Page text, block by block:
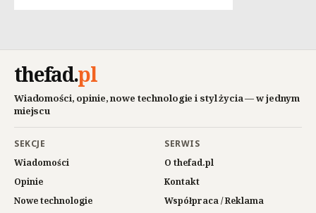
thefad.pl
Wiadomości, opinie, nowe technologie i styl życia — w jednym
miejscu
SEKCJE
Wiadomości
Opinie
Nowe technologie
SERWIS
O thefad.pl
Kontakt
Współpraca / Reklama